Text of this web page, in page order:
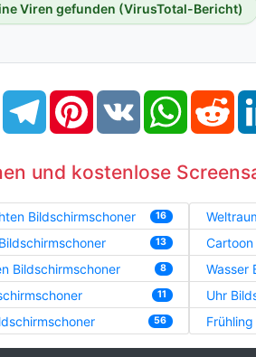
Viren gefunden (VirusTotal-Bericht)
Twitter TelegramPinterestVK WhatsApp
und kostenlose
Bildschirmschoner 16
13
Bildschirmschoner 8
11
56
Wasser
Uhr